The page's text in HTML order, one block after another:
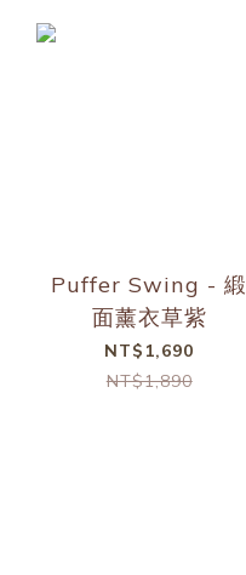
Puffer Swing - 緞
面薰衣草紫
NT$1,690
NT$1,890